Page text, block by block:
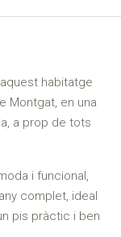
habitatge
Montgat, en una
a prop de tots
i funcional,
complet, ideal
pis pràctic i ben